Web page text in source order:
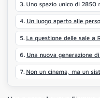
Uno spazio unico di 2850
Un luogo aperto alle
La questione delle sale a
Una nuova generazione
Non un cinema, ma un